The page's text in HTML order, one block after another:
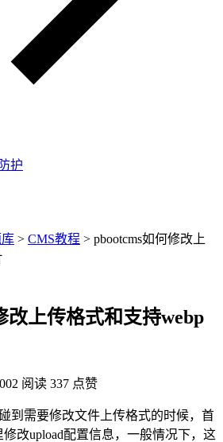
护
> CMS教程 > pbootcms如何修改上
改上传格式和支持webp
阅读 337 点赞
到需要修改文件上传格式的时候，首
修改upload配置信息，一般情况下，这